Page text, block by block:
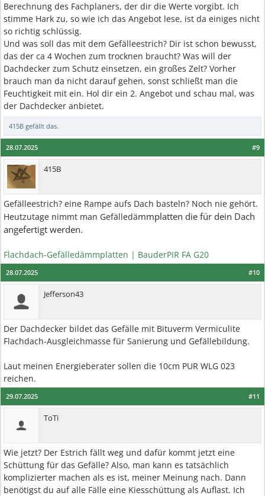
Berechnung des Fachplaners, der dir die Werte vorgibt. Ich
stimme Hark zu, so wie ich das Angebot lese, ist da einiges nicht
so richtig schlüssig.
Und was soll das mit dem Gefälleestrich? Dir ist schon bewusst,
das der ca 4 Wochen zum trocknen braucht? Was will der
Dachdecker zum Schutz einsetzen, ein großes Zelt? Vorher
brauch man da nicht darauf gehen, sonst schließt man die
Feuchtigkeit mit ein. Hol dir ein 2. Angebot und schau mal, was
der Dachdecker anbietet.
415B gefällt das.
#9
28.07.2025
415B
Gefälleestrich? eine Rampe aufs Dach basteln? Noch nie gehört.
Heutzutage nimmt man Gefälledämmplatten die für dein Dach
angefertigt werden.
Flachdach-Gefälledämmplatten | BauderPIR FA G20
#10
28.07.2025
Jefferson43
Der Dachdecker bildet das Gefälle mit Bituverm Vermiculite
Flachdach-Ausgleichmasse für Sanierung und Gefällebildung.
Laut meinen Energieberater sollen die 10cm PUR WLG 023
reichen.
#11
29.07.2025
ToTi
Wie jetzt? Der Estrich fällt weg und dafür kommt jetzt eine
Schüttung für das Gefälle? Also, man kann es tatsächlich
komplizierter machen als es ist, meiner Meinung nach. Dann
benötigst du auf alle Fälle eine Kiesschüttung als Auflast. Ich